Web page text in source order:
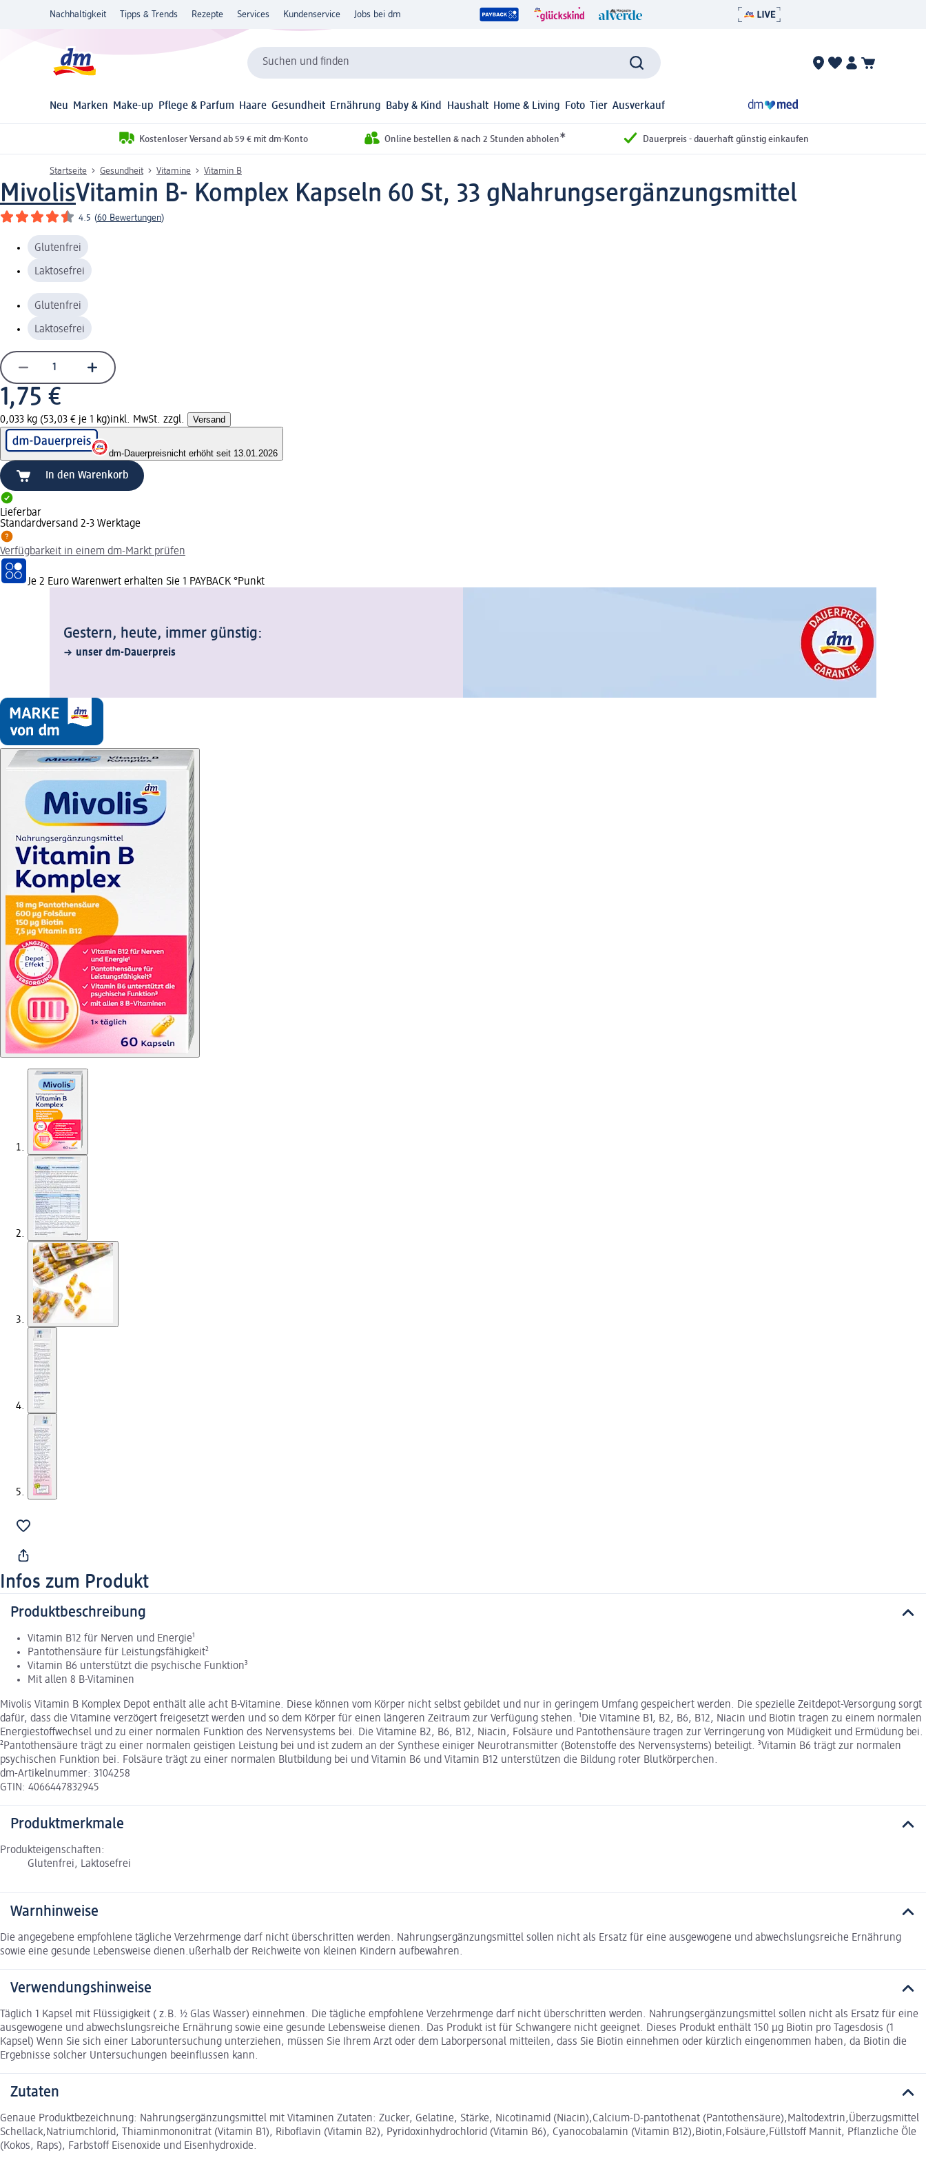
Nachhaltigkeit Tipps & Trends Rezepte Services Kundenservice Jobs bei dm
Suchen und finden
Neu Marken Make-up Pflege & Parfum Haare Gesundheit Ernährung Baby & Kind Haushalt Home & Living Foto Tier Ausverkauf
Kostenloser Versand ab 59 € mit dm-Konto Online bestellen & nach 2 Stunden abholen* Dauerpreis - dauerhaft günstig einkaufen
Startseite Gesundheit Vitamine Vitamin B
MivolisVitamin B- Komplex Kapseln 60 St, 33 gNahrungsergänzungsmittel
4.5 (60 Bewertungen)
Glutenfrei
Laktosefrei
Glutenfrei
Laktosefrei
1,75 €
0,033 kg (53,03 € je 1 kg)inkl. MwSt. zzgl. Versand
dm-Dauerpreisnicht erhöht seit 13.01.2026
In den Warenkorb
Lieferbar
Standardversand 2-3 Werktage
Verfügbarkeit in einem dm-Markt prüfen
Je 2 Euro Warenwert erhalten Sie 1 PAYBACK °Punkt
Gestern, heute, immer günstig:
unser dm-Dauerpreis
Infos zum Produkt
Produktbeschreibung
Vitamin B12 für Nerven und Energie¹
Pantothensäure für Leistungsfähigkeit²
Vitamin B6 unterstützt die psychische Funktion³
Mit allen 8 B-Vitaminen
Mivolis Vitamin B Komplex Depot enthält alle acht B-Vitamine. Diese können vom Körper nicht selbst gebildet und nur in geringem Umfang gespeichert werden. Die spezielle Zeitdepot-Versorgung sorgt
dafür, dass die Vitamine verzögert freigesetzt werden und so dem Körper für einen längeren Zeitraum zur Verfügung stehen. ¹Die Vitamine B1, B2, B6, B12, Niacin und Biotin tragen zu einem normalen
Energiestoffwechsel und zu einer normalen Funktion des Nervensystems bei. Die Vitamine B2, B6, B12, Niacin, Folsäure und Pantothensäure tragen zur Verringerung von Müdigkeit und Ermüdung bei.
²Pantothensäure trägt zu einer normalen geistigen Leistung bei und ist zudem an der Synthese einiger Neurotransmitter (Botenstoffe des Nervensystems) beteiligt. ³Vitamin B6 trägt zur normalen
psychischen Funktion bei. Folsäure trägt zu einer normalen Blutbildung bei und Vitamin B6 und Vitamin B12 unterstützen die Bildung roter Blutkörperchen.
dm-Artikelnummer: 3104258
GTIN: 4066447832945
Produktmerkmale
Produkteigenschaften:
Glutenfrei, Laktosefrei
Warnhinweise
Die angegebene empfohlene tägliche Verzehrmenge darf nicht überschritten werden. Nahrungsergänzungsmittel sollen nicht als Ersatz für eine ausgewogene und abwechslungsreiche Ernährung
sowie eine gesunde Lebensweise dienen.ußerhalb der Reichweite von kleinen Kindern aufbewahren.
Verwendungshinweise
Täglich 1 Kapsel mit Flüssigigkeit ( z.B. ½ Glas Wasser) einnehmen. Die tägliche empfohlene Verzehrmenge darf nicht überschritten werden. Nahrungsergänzungsmittel sollen nicht als Ersatz für eine
ausgewogene und abwechslungsreiche Ernährung sowie eine gesunde Lebensweise dienen. Das Produkt ist für Schwangere nicht geeignet. Dieses Produkt enthält 150 µg Biotin pro Tagesdosis (1
Kapsel) Wenn Sie sich einer Laboruntersuchung unterziehen, müssen Sie Ihrem Arzt oder dem Laborpersonal mitteilen, dass Sie Biotin einnehmen oder kürzlich eingenommen haben, da Biotin die
Ergebnisse solcher Untersuchungen beeinflussen kann.
Zutaten
Genaue Produktbezeichnung: Nahrungsergänzungsmittel mit Vitaminen Zutaten: Zucker, Gelatine, Stärke, Nicotinamid (Niacin),Calcium-D-pantothenat (Pantothensäure),Maltodextrin,Überzugsmittel
Schellack,Natriumchlorid, Thiaminmononitrat (Vitamin B1), Riboflavin (Vitamin B2), Pyridoxinhydrochlorid (Vitamin B6), Cyanocobalamin (Vitamin B12),Biotin,Folsäure,Füllstoff Mannit, Pflanzliche Öle
(Kokos, Raps), Farbstoff Eisenoxide und Eisenhydroxide.